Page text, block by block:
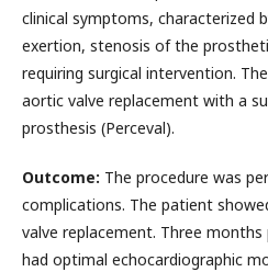
clinical symptoms, characterized
exertion, stenosis of the
requiring surgical intervention.
aortic valve replacement with a
prosthesis (Perceval).
Outcome: The procedure was
complications. The patient
valve replacement. Three
had optimal echocardiographic